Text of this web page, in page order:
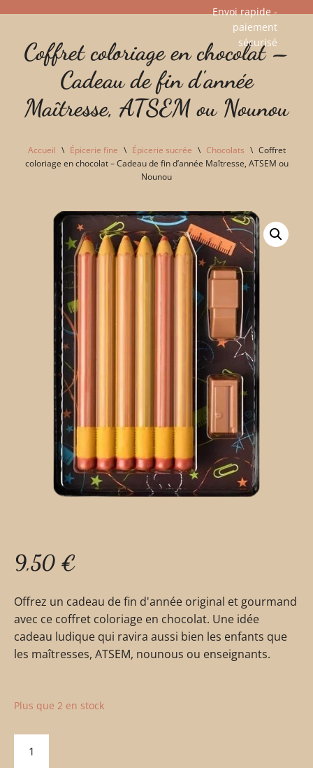
Envoi rapide -
paiement
sécurisé​
Coffret coloriage en chocolat –
Cadeau de fin d'année
Maîtresse, ATSEM ou Nounou
Accueil \ Épicerie fine \ Épicerie sucrée \ Chocolats \ Coffret
coloriage en chocolat – Cadeau de fin d’année Maîtresse, ATSEM ou
Nounou
9,50 €
Offrez un cadeau de fin d'année original et gourmand
avec ce coffret coloriage en chocolat. Une idée
cadeau ludique qui ravira aussi bien les enfants que
les maîtresses, ATSEM, nounous ou enseignants.
Plus que 2 en stock